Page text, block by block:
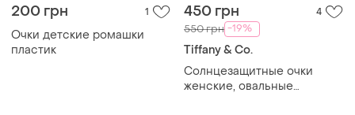
200 грн 1
Очки детские ромашки
пластик
450 грн 4
550 грн -19%
Tiffany & Co.
Солнцезащитные очки
женские, овальные